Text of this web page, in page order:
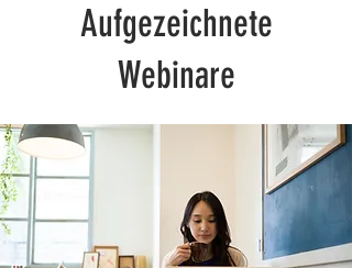
Aufgezeichnete
Webinare